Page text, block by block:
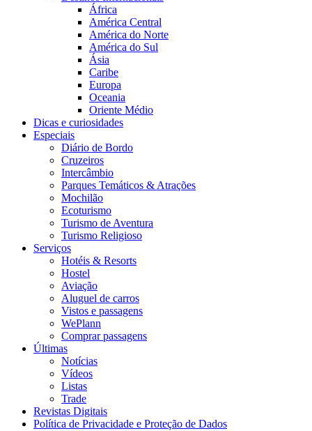
África
América Central
América do Norte
América do Sul
Ásia
Caribe
Europa
Oceania
Oriente Médio
Dicas e curiosidades
Especiais
Diário de Bordo
Cruzeiros
Intercâmbio
Parques Temáticos & Atrações
Mochilão
Ecoturismo
Turismo de Aventura
Turismo Religioso
Serviços
Hotéis & Resorts
Hostel
Aviação
Aluguel de carros
Vistos e passagens
WePlann
Comprar passagens
Últimas
Notícias
Vídeos
Listas
Trade
Revistas Digitais
Política de Privacidade e Proteção de Dados